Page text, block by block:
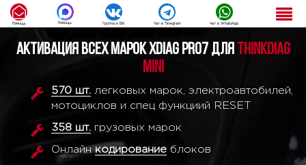
Помощь Помощь Группа в ВК Чат в Telegram Чат в WhatsApp
Активация всех марок XDIAG PRO7 для
Thinkdiag
Mini
570 шт. легковых марок, электроавтобилей,
мотоциклов и спец функциий RESET
358 шт. грузовых марок
Онлайн кодирование блоков